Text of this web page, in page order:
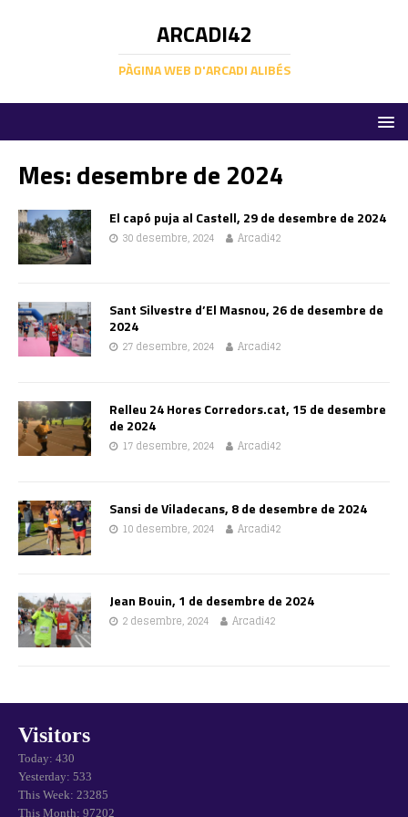
ARCADI42
PÀGINA WEB D'ARCADI ALIBÉS
Mes:desembre de 2024
El capó puja al Castell, 29 de desembre de 2024
30 desembre, 2024 Arcadi42
Sant Silvestre d’El Masnou, 26 de desembre de
2024
27 desembre, 2024 Arcadi42
Relleu 24 Hores Corredors.cat, 15 de desembre
de 2024
17 desembre, 2024 Arcadi42
Sansi de Viladecans, 8 de desembre de 2024
10 desembre, 2024 Arcadi42
Jean Bouin, 1 de desembre de 2024
2 desembre, 2024 Arcadi42
Visitors
Today: 430
Yesterday: 533
This Week: 23285
This Month: 97202